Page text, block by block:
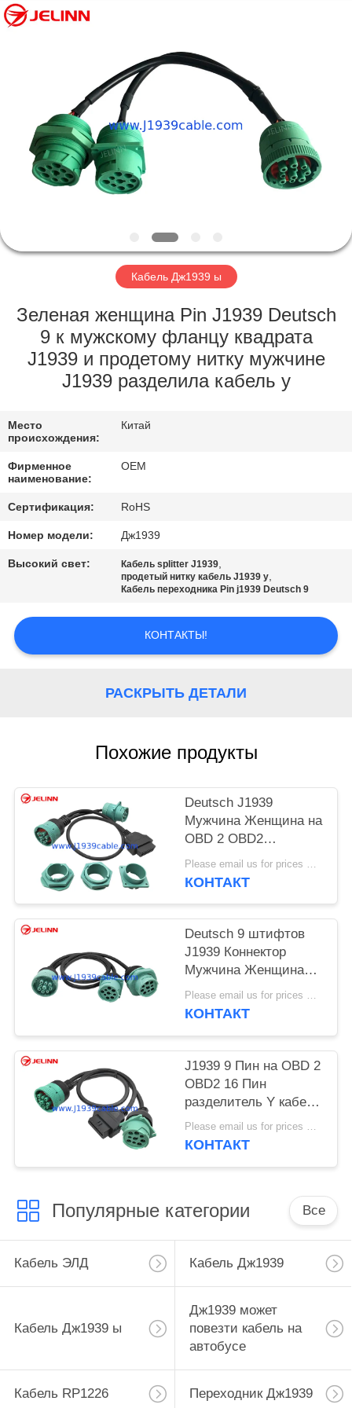
ПРОДУКТЫ
ПУТЕШЕСТВИЕ
ПРОВЕРКА
КАЧЕСТВА
МЫ
СПРОСИТЕ
ЦИТАТУ
Copyright
©
2018
Кабель Дж1939 ы
Зеленая женщина Pin J1939 Deutsch
9 к мужскому фланцу квадрата
J1939 и продетому нитку мужчине
J1939 разделила кабель y
Место
происхождения:
Китай
Фирменное
наименование:
OEM
Сертификация: RoHS
Номер модели: Дж1939
Высокий свет: Кабель splitter J1939,
продетый нитку кабель J1939 y,
Кабель переходника Pin j1939 Deutsch 9
КОНТАКТЫ!
РАСКРЫТЬ ДЕТАЛИ
Похожие продукты
Deutsch J1939
Мужчина Женщина на
OBD 2 OBD2
соединитель
разделитель Y кабеля
креплениями
Please email us for prices MOQ:100 шт.
КОНТАКТ
Deutsch 9 штифтов
J1939 Коннектор
Мужчина Женщина
Разделенный Y
кабель
Please email us for prices MOQ:100 шт.
КОНТАКТ
J1939 9 Пин на OBD 2
OBD2 16 Пин
разделитель Y кабеля
9 Пин разделитель
проволока для
Please email us for prices MOQ:100 шт.
КОНТАКТ
Популярные категории Все
Кабель ЭЛД Кабель Дж1939
Кабель Дж1939 ы
Дж1939 может
повезти кабель на
автобусе
Кабель RP1226 Переходник Дж1939